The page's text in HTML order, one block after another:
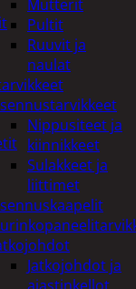
Mutterit
Pultit
Ruuvit ja
naulat
Nippusiteet ja
kiinnikkeet
Sulakkeet ja
liittimet
Jatkojohdot ja